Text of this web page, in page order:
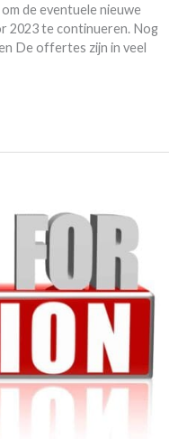
de eventuele nieuwe
2023 te continueren. Nog
De offertes zijn in veel